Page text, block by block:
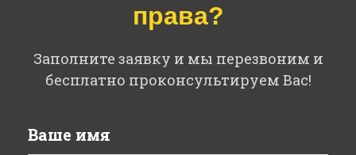
права?
Заполните заявку и мы перезвоним и
бесплатно проконсультируем Вас!
Ваше имя